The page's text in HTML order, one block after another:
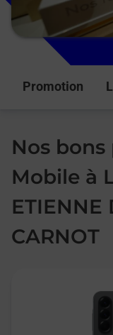
Promotion
Nos bons
Mobile à
ETIENNE
CARNOT